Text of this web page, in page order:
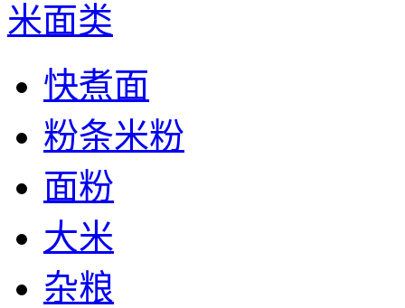
米面类
快煮面
粉条米粉
面粉
大米
杂粮